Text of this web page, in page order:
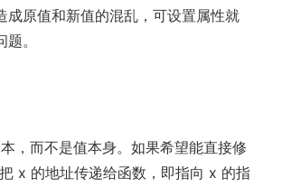
成原值和新值的混乱，可设置属性就
。
，而不是值本身。如果希望能直接修
x 的地址传递给函数，即指向 x 的指